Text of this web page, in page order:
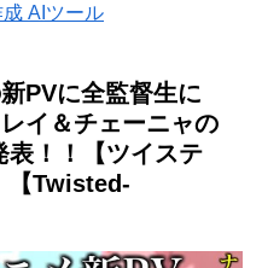
AIツール
PVに全監督生に
イ＆チェーニャの
表！！【ツイステ
【Twisted-